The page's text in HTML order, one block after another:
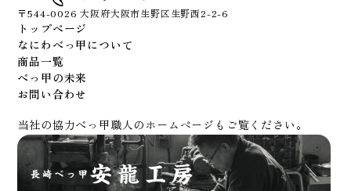
〒544-0026 大阪府大阪市生野区生野西2-2-6
トップページ
なにわべっ甲について
商品一覧
べっ甲の未来
お問い合わせ
当社の協力べっ甲職人のホームページもご覧ください。